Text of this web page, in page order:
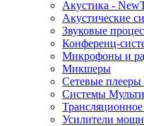
Акустика -
Акустические
Звуковые
Конференц-
Микрофоны и
Микшеры
Сетевые
Системы
Усилители